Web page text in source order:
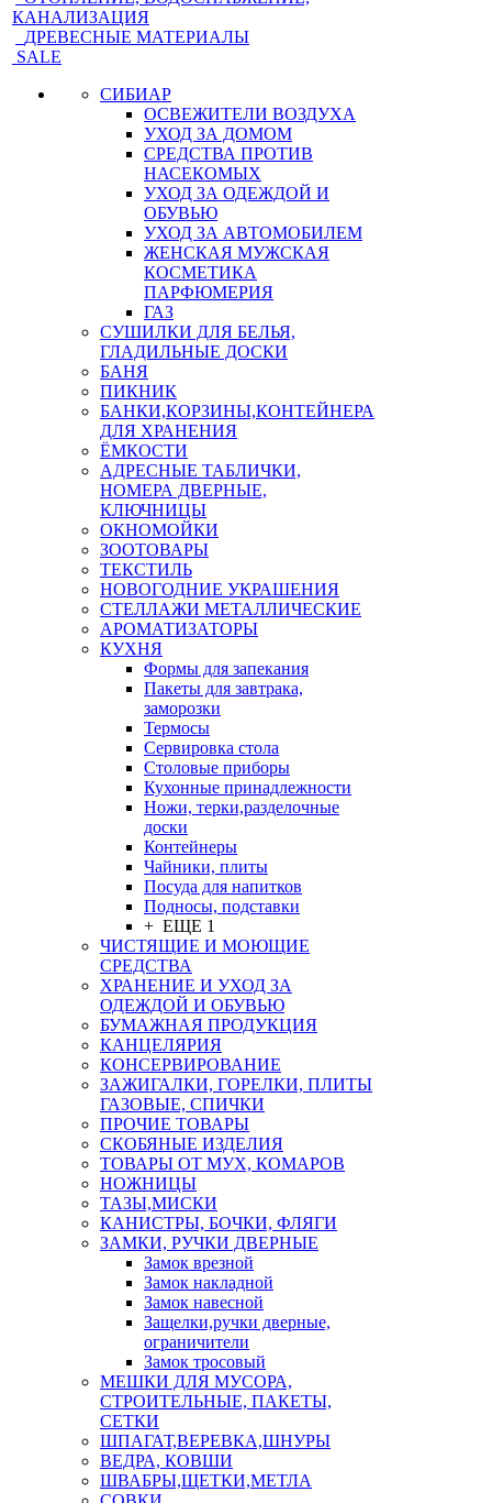
КАНАЛИЗАЦИЯ
ДРЕВЕСНЫЕ МАТЕРИАЛЫ
SALE
СИБИАР
ОСВЕЖИТЕЛИ ВОЗДУХА
УХОД ЗА ДОМОМ
СРЕДСТВА ПРОТИВ
НАСЕКОМЫХ
УХОД ЗА ОДЕЖДОЙ И
ОБУВЬЮ
УХОД ЗА АВТОМОБИЛЕМ
ЖЕНСКАЯ МУЖСКАЯ
КОСМЕТИКА
ПАРФЮМЕРИЯ
ГАЗ
СУШИЛКИ ДЛЯ БЕЛЬЯ,
ГЛАДИЛЬНЫЕ ДОСКИ
БАНЯ
ПИКНИК
БАНКИ,КОРЗИНЫ,КОНТЕЙНЕРА
ДЛЯ ХРАНЕНИЯ
ЁМКОСТИ
АДРЕСНЫЕ ТАБЛИЧКИ,
НОМЕРА ДВЕРНЫЕ,
КЛЮЧНИЦЫ
ОКНОМОЙКИ
ЗООТОВАРЫ
ТЕКСТИЛЬ
НОВОГОДНИЕ УКРАШЕНИЯ
СТЕЛЛАЖИ МЕТАЛЛИЧЕСКИЕ
АРОМАТИЗАТОРЫ
КУХНЯ
Формы для запекания
Пакеты для завтрака,
заморозки
Термосы
Сервировка стола
Столовые приборы
Кухонные принадлежности
Ножи, терки,разделочные
доски
Контейнеры
Чайники, плиты
Посуда для напитков
Подносы, подставки
+ ЕЩЕ 1
ЧИСТЯЩИЕ И МОЮЩИЕ
СРЕДСТВА
ХРАНЕНИЕ И УХОД ЗА
ОДЕЖДОЙ И ОБУВЬЮ
БУМАЖНАЯ ПРОДУКЦИЯ
КАНЦЕЛЯРИЯ
КОНСЕРВИРОВАНИЕ
ЗАЖИГАЛКИ, ГОРЕЛКИ, ПЛИТЫ
ГАЗОВЫЕ, СПИЧКИ
ПРОЧИЕ ТОВАРЫ
СКОБЯНЫЕ ИЗДЕЛИЯ
ТОВАРЫ ОТ МУХ, КОМАРОВ
НОЖНИЦЫ
ТАЗЫ,МИСКИ
КАНИСТРЫ, БОЧКИ, ФЛЯГИ
ЗАМКИ, РУЧКИ ДВЕРНЫЕ
Замок врезной
Замок накладной
Замок навесной
Защелки,ручки дверные,
ограничители
Замок тросовый
МЕШКИ ДЛЯ МУСОРА,
СТРОИТЕЛЬНЫЕ, ПАКЕТЫ,
СЕТКИ
ШПАГАТ,ВЕРЕВКА,ШНУРЫ
ВЕДРА, КОВШИ
ШВАБРЫ,ЩЕТКИ,МЕТЛА